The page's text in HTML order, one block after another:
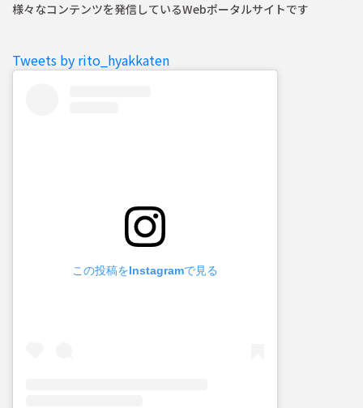
様々なコンテンツを発信しているWebポータルサイトです
Tweets by rito_hyakkaten
この投稿をInstagramで見る